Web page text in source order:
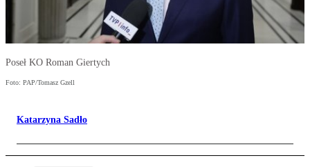
Poseł KO Roman Giertych
Foto: PAP/Tomasz Gzell
Katarzyna Sadło